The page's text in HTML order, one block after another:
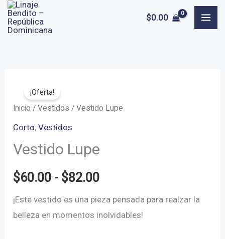
$0.00
¡Oferta!
Inicio /Vestidos / Vestido Lupe
Corto,Vestidos
Vestido Lupe
$60.00 - $82.00Rango
de
¡Este vestido es una pieza pensada para realzar la
belleza en momentos inolvidables!